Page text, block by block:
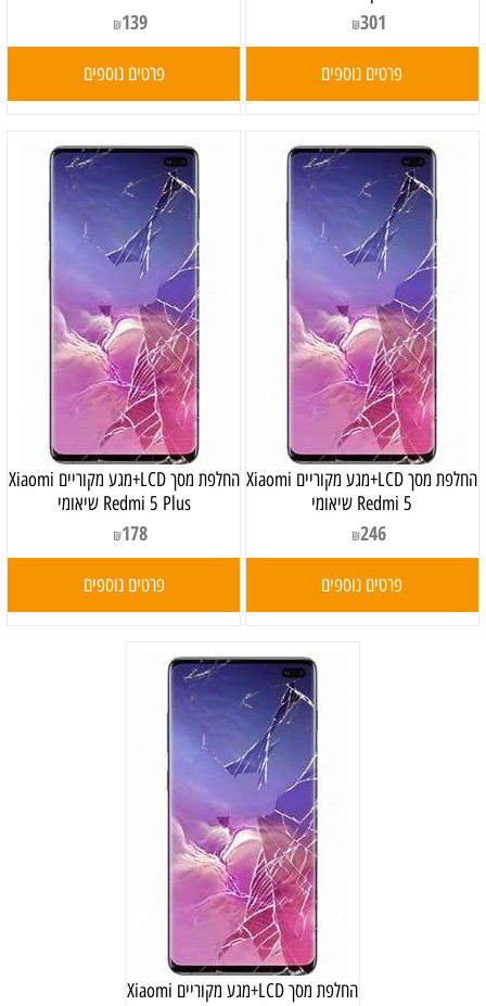
₪301
פרטים נוספים
₪139
פרטים נוספים
החלפת מסך LCD+מגע מקוריים Xiaomi
Redmi 5 שיאומי
₪246
פרטים נוספים
החלפת מסך LCD+מגע מקוריים Xiaomi
Redmi 5 Plus שיאומי
₪178
פרטים נוספים
החלפת מסך LCD+מגע מקוריים Xiaomi